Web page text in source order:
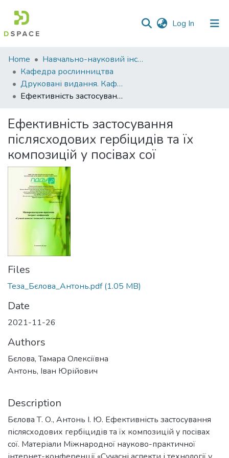
Log In (current)
Communities
&
Collections
All of DSpace
Statistics
Home
Навчально-науковий інститут агротехнологій, селекції та екології
Кафедра рослинництва
Друковані видання. Кафедра рослинництва
Ефективність застосування післясходових гербіцидів та їх композицій у посівах сої
Ефективність застосування
післясходових гербіцидів та їх
композицій у посівах сої
Files
Теза_Бєлова_Антонь.pdf(1.05 MB)
Date
2021-11-26
Authors
Бєлова, Тамара Олексіївна
Антонь, Іван Юрійович
Description
Бєлова Т. О., Антонь І. Ю. Ефективність застосування
післясходових гербіцидів та їх композицій у посівах
сої. Матеріали Міжнародної науково-практичної